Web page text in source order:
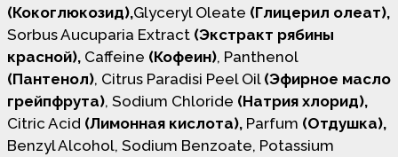
(Кокоглюкозид),Glyceryl Oleate (Глицерил олеат),
Sorbus Aucuparia Extract (Экстракт рябины
красной), Caffeine (Кофеин), Panthenol
(Пантенол), Citrus Paradisi Peel Oil (Эфирное масло
грейпфрута), Sodium Chloride (Натрия хлорид),
Citric Acid (Лимонная кислота), Parfum (Отдушка),
Benzyl Alcohol, Sodium Benzoate, Potassium